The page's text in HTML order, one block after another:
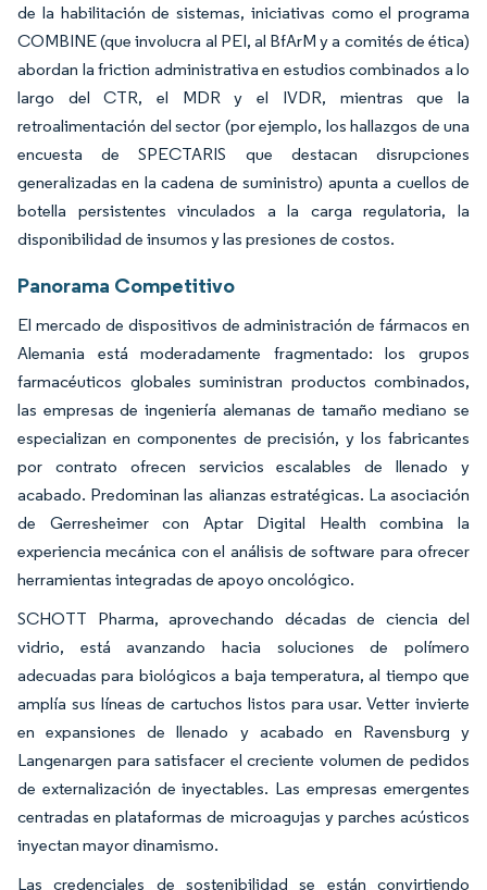
de la habilitación de sistemas, iniciativas como el programa
COMBINE (que involucra al PEI, al BfArM y a comités de ética)
abordan la friction administrativa en estudios combinados a lo
largo del CTR, el MDR y el IVDR, mientras que la
retroalimentación del sector (por ejemplo, los hallazgos de una
encuesta de SPECTARIS que destacan disrupciones
generalizadas en la cadena de suministro) apunta a cuellos de
botella persistentes vinculados a la carga regulatoria, la
disponibilidad de insumos y las presiones de costos.
Panorama Competitivo
El mercado de dispositivos de administración de fármacos en
Alemania está moderadamente fragmentado: los grupos
farmacéuticos globales suministran productos combinados,
las empresas de ingeniería alemanas de tamaño mediano se
especializan en componentes de precisión, y los fabricantes
por contrato ofrecen servicios escalables de llenado y
acabado. Predominan las alianzas estratégicas. La asociación
de Gerresheimer con Aptar Digital Health combina la
experiencia mecánica con el análisis de software para ofrecer
herramientas integradas de apoyo oncológico.
SCHOTT Pharma, aprovechando décadas de ciencia del
vidrio, está avanzando hacia soluciones de polímero
adecuadas para biológicos a baja temperatura, al tiempo que
amplía sus líneas de cartuchos listos para usar. Vetter invierte
en expansiones de llenado y acabado en Ravensburg y
Langenargen para satisfacer el creciente volumen de pedidos
de externalización de inyectables. Las empresas emergentes
centradas en plataformas de microagujas y parches acústicos
inyectan mayor dinamismo.
Las credenciales de sostenibilidad se están convirtiendo